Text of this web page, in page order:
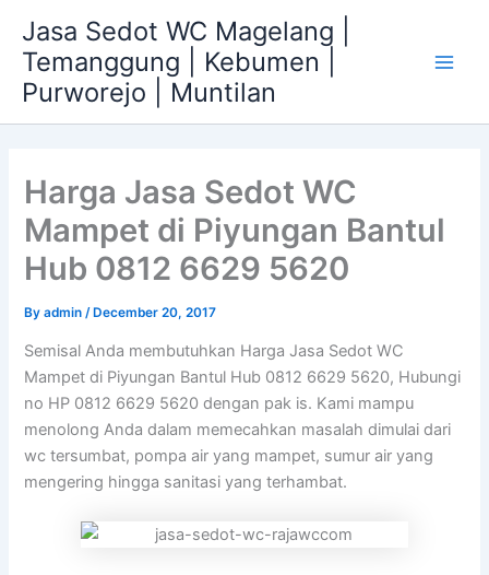
content
Jasa Sedot WC Magelang |
Temanggung | Kebumen |
Purworejo | Muntilan
Harga Jasa Sedot WC
Mampet di Piyungan Bantul
Hub 0812 6629 5620
Byadmin/ December 20, 2017
Semisal Anda membutuhkan Harga Jasa Sedot WC
Mampet di Piyungan Bantul Hub 0812 6629 5620, Hubungi
no HP 0812 6629 5620 dengan pak is. Kami mampu
menolong Anda dalam memecahkan masalah dimulai dari
wc tersumbat, pompa air yang mampet, sumur air yang
mengering hingga sanitasi yang terhambat.